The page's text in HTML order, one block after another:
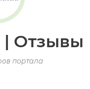
| Отзывы
портала